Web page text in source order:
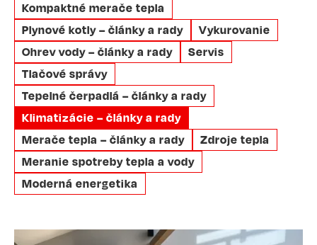
Kompaktné merače tepla
Plynové kotly – články a rady
Vykurovanie
Ohrev vody – články a rady
Servis
Tlačové správy
Tepelné čerpadlá – články a rady
Klimatizácie – články a rady
Merače tepla – články a rady
Zdroje tepla
Meranie spotreby tepla a vody
Moderná energetika